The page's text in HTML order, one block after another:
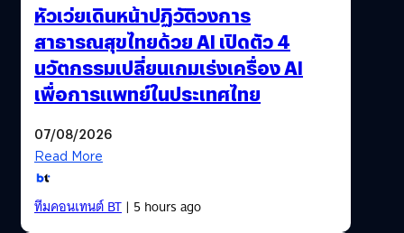
หัวเว่ยเดินหน้าปฏิวัติวงการ
สาธารณสุขไทยด้วย AI เปิดตัว 4
นวัตกรรมเปลี่ยนเกมเร่งเครื่อง AI
เพื่อการแพทย์ในประเทศไทย
07/08/2026
Read More
ทีมคอนเทนต์ BT| 5 hours ago